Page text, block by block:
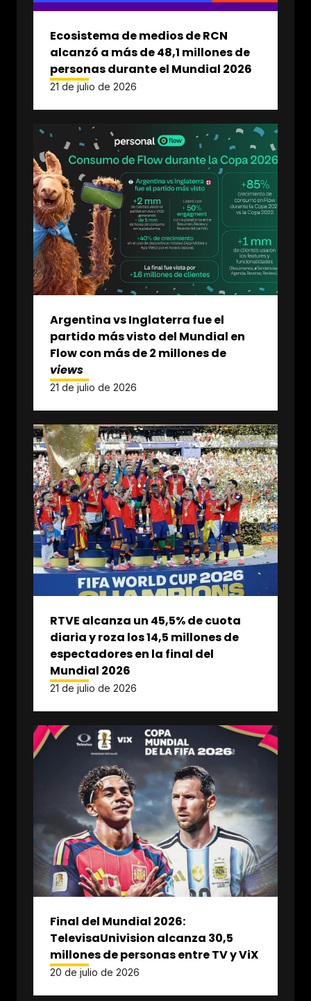
Ecosistema de medios de RCN
alcanzó a más de 48,1 millones de
personas durante el Mundial 2026
21 de julio de 2026
Argentina vs Inglaterra fue el
partido más visto del Mundial en
Flow con más de 2 millones de
views
21 de julio de 2026
RTVE alcanza un 45,5% de cuota
diaria y roza los 14,5 millones de
espectadores en la final del
Mundial 2026
21 de julio de 2026
Final del Mundial 2026:
TelevisaUnivision alcanza 30,5
millones de personas entre TV y ViX
20 de julio de 2026